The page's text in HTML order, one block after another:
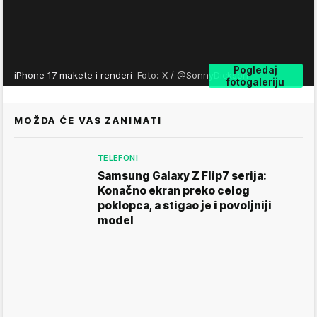
Pogledaj
fotogaleriju
iPhone 17 makete i renderi Foto: X / @SonnyDickson
MOŽDA ĆE VAS ZANIMATI
TELEFONI
Samsung Galaxy Z Flip7 serija:
Konačno ekran preko celog
poklopca, a stigao je i povoljniji
model